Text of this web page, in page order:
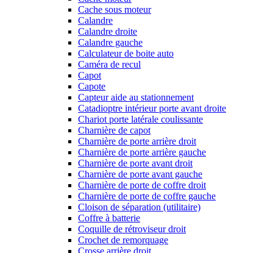
Cache sous moteur
Calandre
Calandre droite
Calandre gauche
Calculateur de boite auto
Caméra de recul
Capot
Capote
Capteur aide au stationnement
Catadioptre intérieur porte avant droite
Chariot porte latérale coulissante
Charnière de capot
Charnière de porte arrière droit
Charnière de porte arrière gauche
Charnière de porte avant droit
Charnière de porte avant gauche
Charnière de porte de coffre droit
Charnière de porte de coffre gauche
Cloison de séparation (utilitaire)
Coffre à batterie
Coquille de rétroviseur droit
Crochet de remorquage
Crosse arrière droit